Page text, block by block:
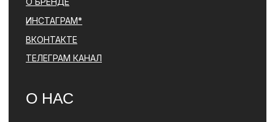
РАЗРАБОТКА САЙТА
ПОЛИТИКА КОНФИДЕНЦИАЛЬНОСТИ
ЮРИДИЧЕСКАЯ ИНФОРМАЦИЯ